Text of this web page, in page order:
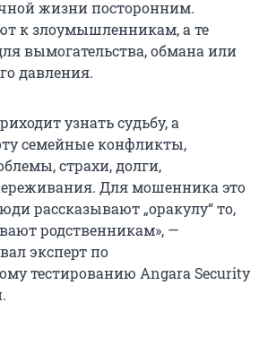
жизни посторонним.
к злоумышленникам, а те
вымогательства, обмана или
давления.
узнать судьбу, а
семейные конфликты,
страхи, долги,
Для мошенника это
рассказывают „оракулу“ то,
родственникам», —
эксперт по
тестированию Angara Security